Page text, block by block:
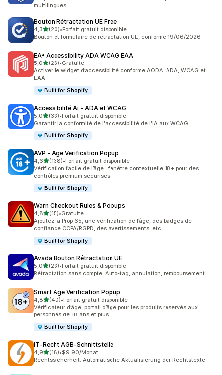
multilingues
Bouton Rétractation UE Free
4,3étoile(s) sur 5
(20)
20 avis au total
•Forfait gratuit disponible
Bouton et formulaire de rétractation UE, conforme 19/06/2026
EA• Accessibility ADA WCAG EAA
5,0étoile(s) sur 5
(23)
23 avis au total
•Gratuite
Activer le widget d’accessibilité conforme AODA, ADA, WCAG et
EAA
Built for Shopify
Accessibilité Ai ‑ ADA et WCAG
5,0étoile(s) sur 5
(33)
33 avis au total
•Forfait gratuit disponible
Garantir la conformité de l'accessibilité de l'IA aux WCAG
Built for Shopify
AVP ‑ Age Verification Popup
4,6étoile(s) sur 5
(138)
138 avis au total
•Forfait gratuit disponible
Vérification facile de l’âge : fenêtre contextuelle 18+ pour des
contrôles premium sécurisés
Built for Shopify
Warn Checkout Rules & Popups
4,8étoile(s) sur 5
(15)
15 avis au total
•Gratuite
Ajoutez la Prop 65, une vérification de l’âge, des badges de
confiance CCPA/RGPD, des avertissements, etc.
Built for Shopify
Avada Bouton Rétractation UE
5,0étoile(s) sur 5
(23)
23 avis au total
•Forfait gratuit disponible
Rétractation sans compte. Auto-tag, annulation, remboursement
Smart Age Verification Popup
4,8étoile(s) sur 5
(40)
40 avis au total
•Forfait gratuit disponible
Vérificateur d’âge, portail d’âge pour les produits réservés aux
personnes de 18 ans et plus
Built for Shopify
IT‑Recht AGB‑Schnittstelle
4,9étoile(s) sur 5
(18)
18 avis au total
•$9.90/Monat
Rechtssicherheit: Automatische Aktualisierung der Rechtstexte